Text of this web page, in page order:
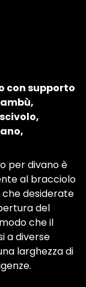
con supporto
per divano è
al bracciolo
desiderate
del
che il
a diverse
larghezza di